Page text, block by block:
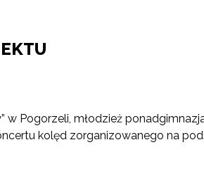
Pogorzeli, młodzież
kolęd zorganizowanego na